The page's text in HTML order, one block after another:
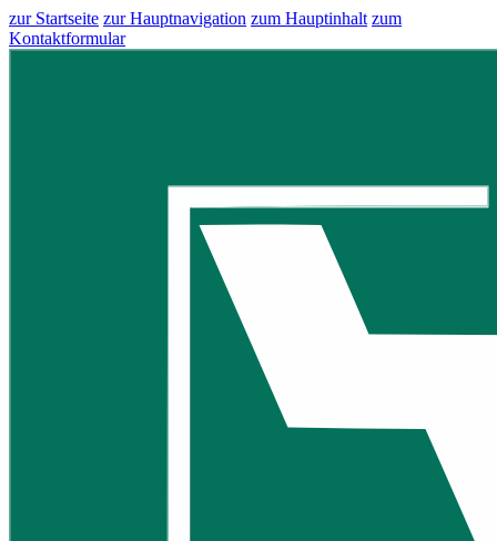
zur Startseite zur Hauptnavigation zum Hauptinhalt zum
Kontaktformular